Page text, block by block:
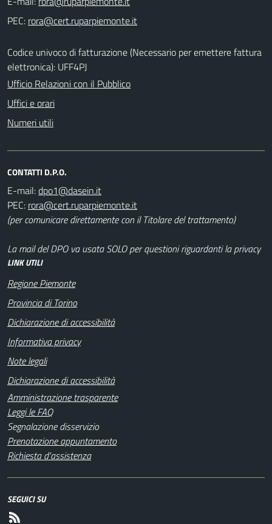
PEC:
Codice univoco di fatturazione (Necessario per emettere fattura
elettronica): UFF4PJ
Ufficio Relazioni con il Pubblico
Uffici e orari
Numeri utili
CONTATTI D.P.O.
E-mail:
PEC:
(per comunicare direttamente con il Titolare del trattamento)
La mail del DPO va usata SOLO per questioni riguardanti la privacy
LINK UTILI
Regione Piemonte
Provincia di Torino
Dichiarazione di accessibilità
Informativa privacy
Note legali
Dichiarazione di accessibilità
Amministrazione trasparente
Leggi le FAQ
Segnalazione disservizio
Prenotazione appuntamento
Richiesta d'assistenza
SEGUICI SU